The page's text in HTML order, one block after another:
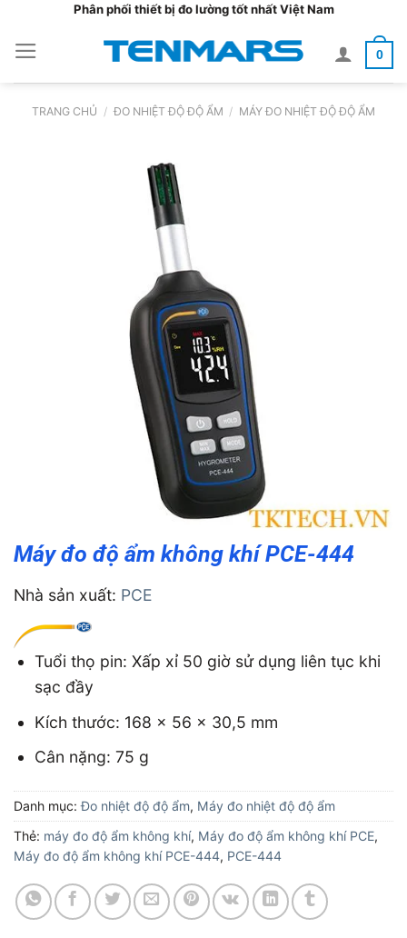
nội
dung
Phân phối thiết bị đo lường tốt nhất Việt Nam
0
TRANG CHỦ / ĐO NHIỆT ĐỘ ĐỘ ẨM / MÁY ĐO NHIỆT ĐỘ ĐỘ ẨM
Máy đo độ ẩm không khí PCE-444
Nhà sản xuất: PCE
Tuổi thọ pin: Xấp xỉ 50 giờ sử dụng liên tục khi
sạc đầy
Kích thước: 168 x 56 x 30,5 mm
Cân nặng: 75 g
Danh mục:Đo nhiệt độ độ ẩm, Máy đo nhiệt độ độ ẩm
Thẻ: máy đo độ ẩm không khí, Máy đo độ ẩm không khí PCE,
Máy đo độ ẩm không khí PCE-444, PCE-444